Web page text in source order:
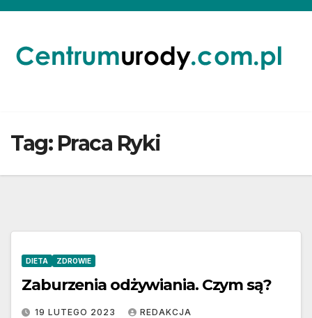
Skip
content
Tag: Praca Ryki
DIETA ZDROWIE
Zaburzenia odżywiania. Czym są?
19 LUTEGO 2023 REDAKCJA